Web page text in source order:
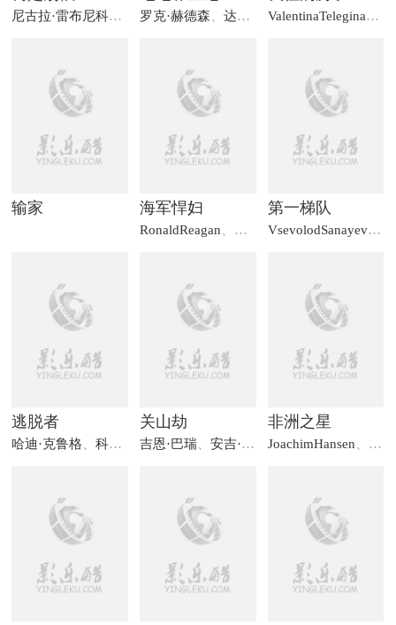
尼古拉·雷布尼科夫 康斯坦丁·索洛金、 AnatoliyStepanov
罗克·赫德森 达娜·温特 、温蒂·希勒 ValentinaTelegina
、
输家 海军悍妇
RonaldReagan NancyDavis
第一梯队
VsevolodSanayev
、
逃脱者
哈迪·克鲁格 、科林·戈登 、迈克尔·古德利菲
关山劫
吉恩·巴瑞、 安吉·迪金森 、纳·京·科尔
非洲之星
JoachimHansen